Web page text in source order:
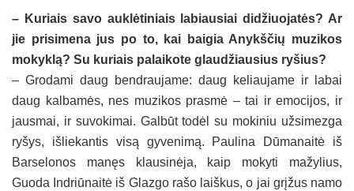
– Kuriais savo auklėtiniais labiausiai didžiuojatės? Ar
jie prisimena jus po to, kai baigia Anykščių muzikos
mokyklą? Su kuriais palaikote glaudžiausius ryšius?
– Grodami daug bendraujame: daug keliaujame ir labai
daug kalbamės, nes muzikos prasmė – tai ir emocijos, ir
jausmai, ir suvokimai. Galbūt todėl su mokiniu užsimezga
ryšys, išliekantis visą gyvenimą. Paulina Dūmanaitė iš
Barselonos manęs klausinėja, kaip mokyti mažylius,
Guoda Indriūnaitė iš Glazgo rašo laiškus, o jai grįžus namo